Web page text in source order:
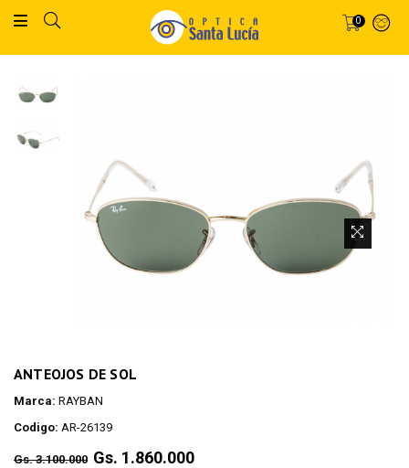
0
ANTEOJOS DE SOL
Marca: RAYBAN
Codigo: AR-26139
Regular
Gs. 3.100.000 Gs. 1.860.000